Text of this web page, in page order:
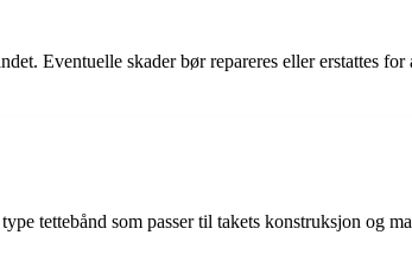
Eventuelle skader bør repareres eller erstattes for
tettebånd som passer til takets konstruksjon og